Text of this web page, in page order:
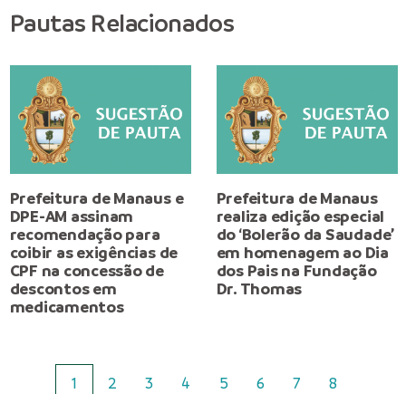
Pautas Relacionados
Prefeitura de Manaus e
DPE-AM assinam
recomendação para
coibir as exigências de
CPF na concessão de
descontos em
medicamentos
Prefeitura de Manaus
realiza edição especial
do ‘Bolerão da Saudade’
em homenagem ao Dia
dos Pais na Fundação
Dr. Thomas
1 2 3 4 5 6 7 8